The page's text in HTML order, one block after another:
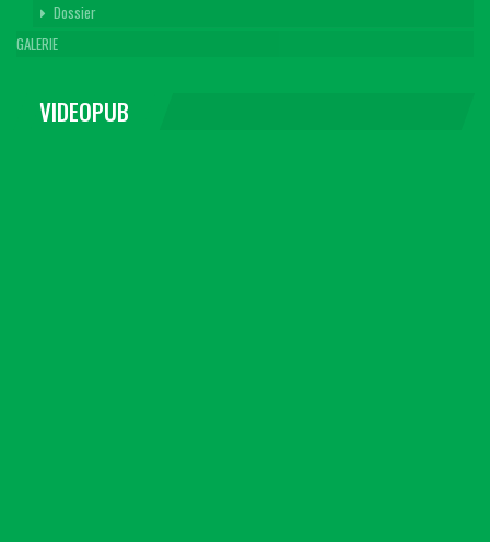
Dossier
GALERIE
VIDEOPUB